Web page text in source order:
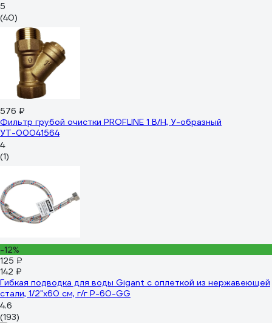
5
(40)
576 ₽
Фильтр грубой очистки PROFLINE 1 В/Н, У-образный
УТ-00041564
4
(1)
-12%
125 ₽
142 ₽
Гибкая подводка для воды Gigant с оплеткой из нержавеющей
стали, 1/2"х60 см, г/г P-60-GG
4.6
(193)